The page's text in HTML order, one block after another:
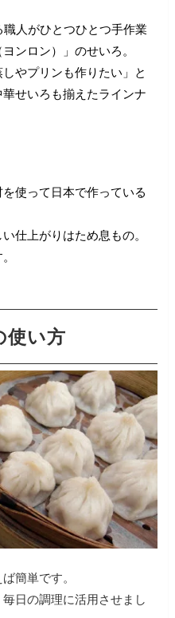
人がひとつひとつ手作業
ンロン）」のせいろ。
やプリンも作りたい」と
せいろも揃えたラインナ
使って日本で作っている
仕上がりはため息もの。
使い方
簡単です。
日の調理に活用させまし